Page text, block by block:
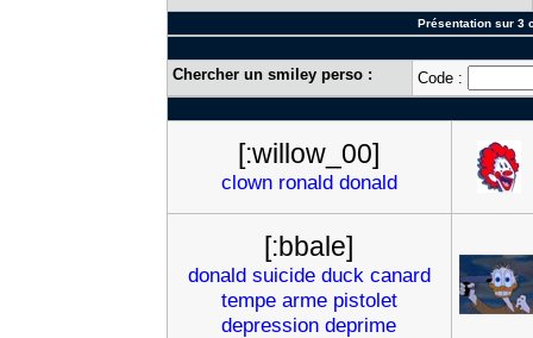
Présentation sur 3
Chercher un smiley perso : Code :
[:willow_00]
clown ronald donald
[:bbale]
donald suicide duck canard
tempe arme pistolet
depression deprime